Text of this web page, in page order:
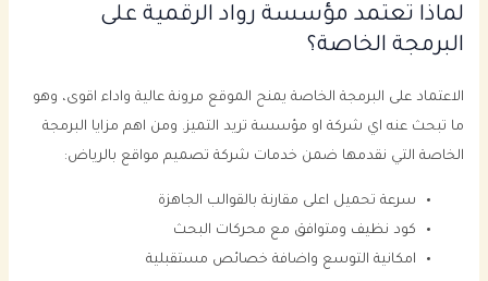
لماذا تعتمد مؤسسة رواد الرقمية على
البرمجة الخاصة؟
الاعتماد على البرمجة الخاصة يمنح الموقع مرونة عالية واداء اقوى، وهو
ما تبحث عنه اي شركة او مؤسسة تريد التميز. ومن اهم مزايا البرمجة
الخاصة التي نقدمها ضمن خدمات شركة تصميم مواقع بالرياض:
سرعة تحميل اعلى مقارنة بالقوالب الجاهزة
كود نظيف ومتوافق مع محركات البحث
امكانية التوسع واضافة خصائص مستقبلية